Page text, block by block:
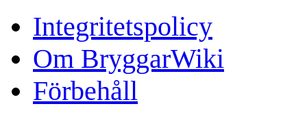
Integritetspolicy
Om BryggarWiki
Förbehåll